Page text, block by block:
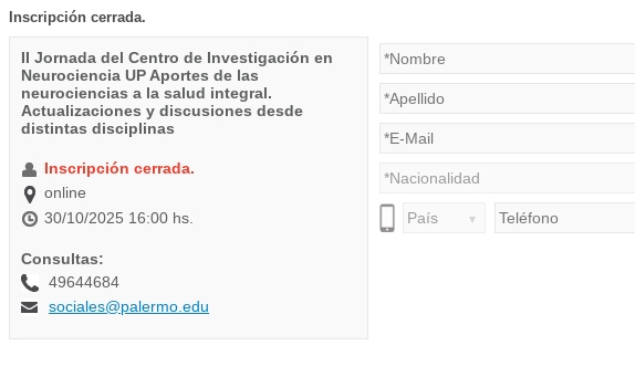
Inscripción cerrada.
II Jornada del Centro de Investigación en
Neurociencia UP Aportes de las
neurociencias a la salud integral.
Actualizaciones y discusiones desde
distintas disciplinas
Inscripción cerrada.
online
30/10/2025 16:00 hs.
Consultas:
49644684
sociales@palermo.edu